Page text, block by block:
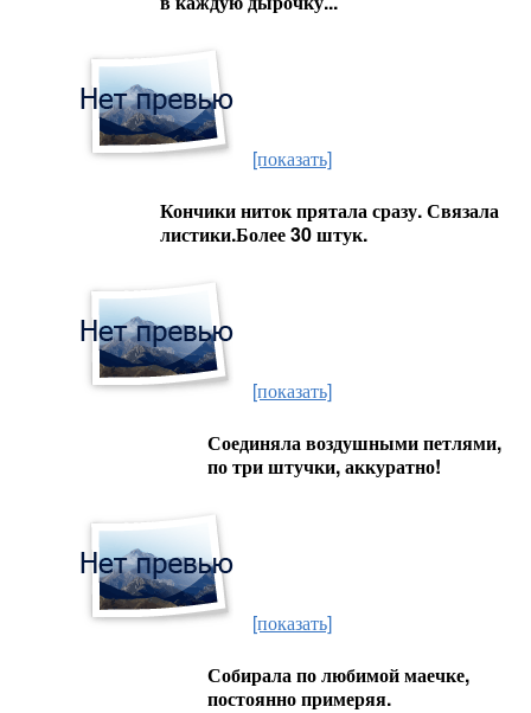
[показать]
Кончики ниток прятала сразу. Связала
листики.Более 30 штук.
[показать]
Соединяла воздушными петлями,
по три штучки, аккуратно!
[показать]
Собирала по любимой маечке,
постоянно примеряя.